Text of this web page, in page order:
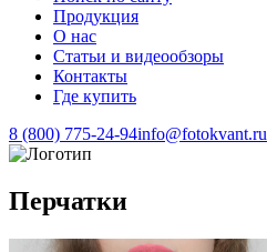
Продукция
О нас
Статьи и видеообзоры
Контакты
Где купить
8 (800) 775-24-94info@fotokvant.ru
Перчатки